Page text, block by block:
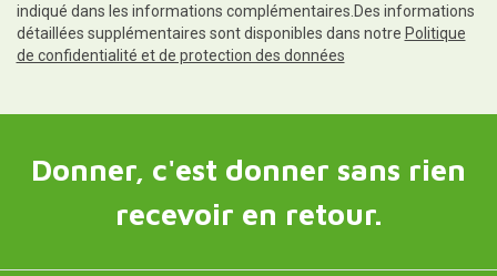
indiqué dans les informations complémentaires.Des informations
détaillées supplémentaires sont disponibles dans notre Politique
de confidentialité et de protection des données
Donner, c'est donner sans rien
recevoir en retour.